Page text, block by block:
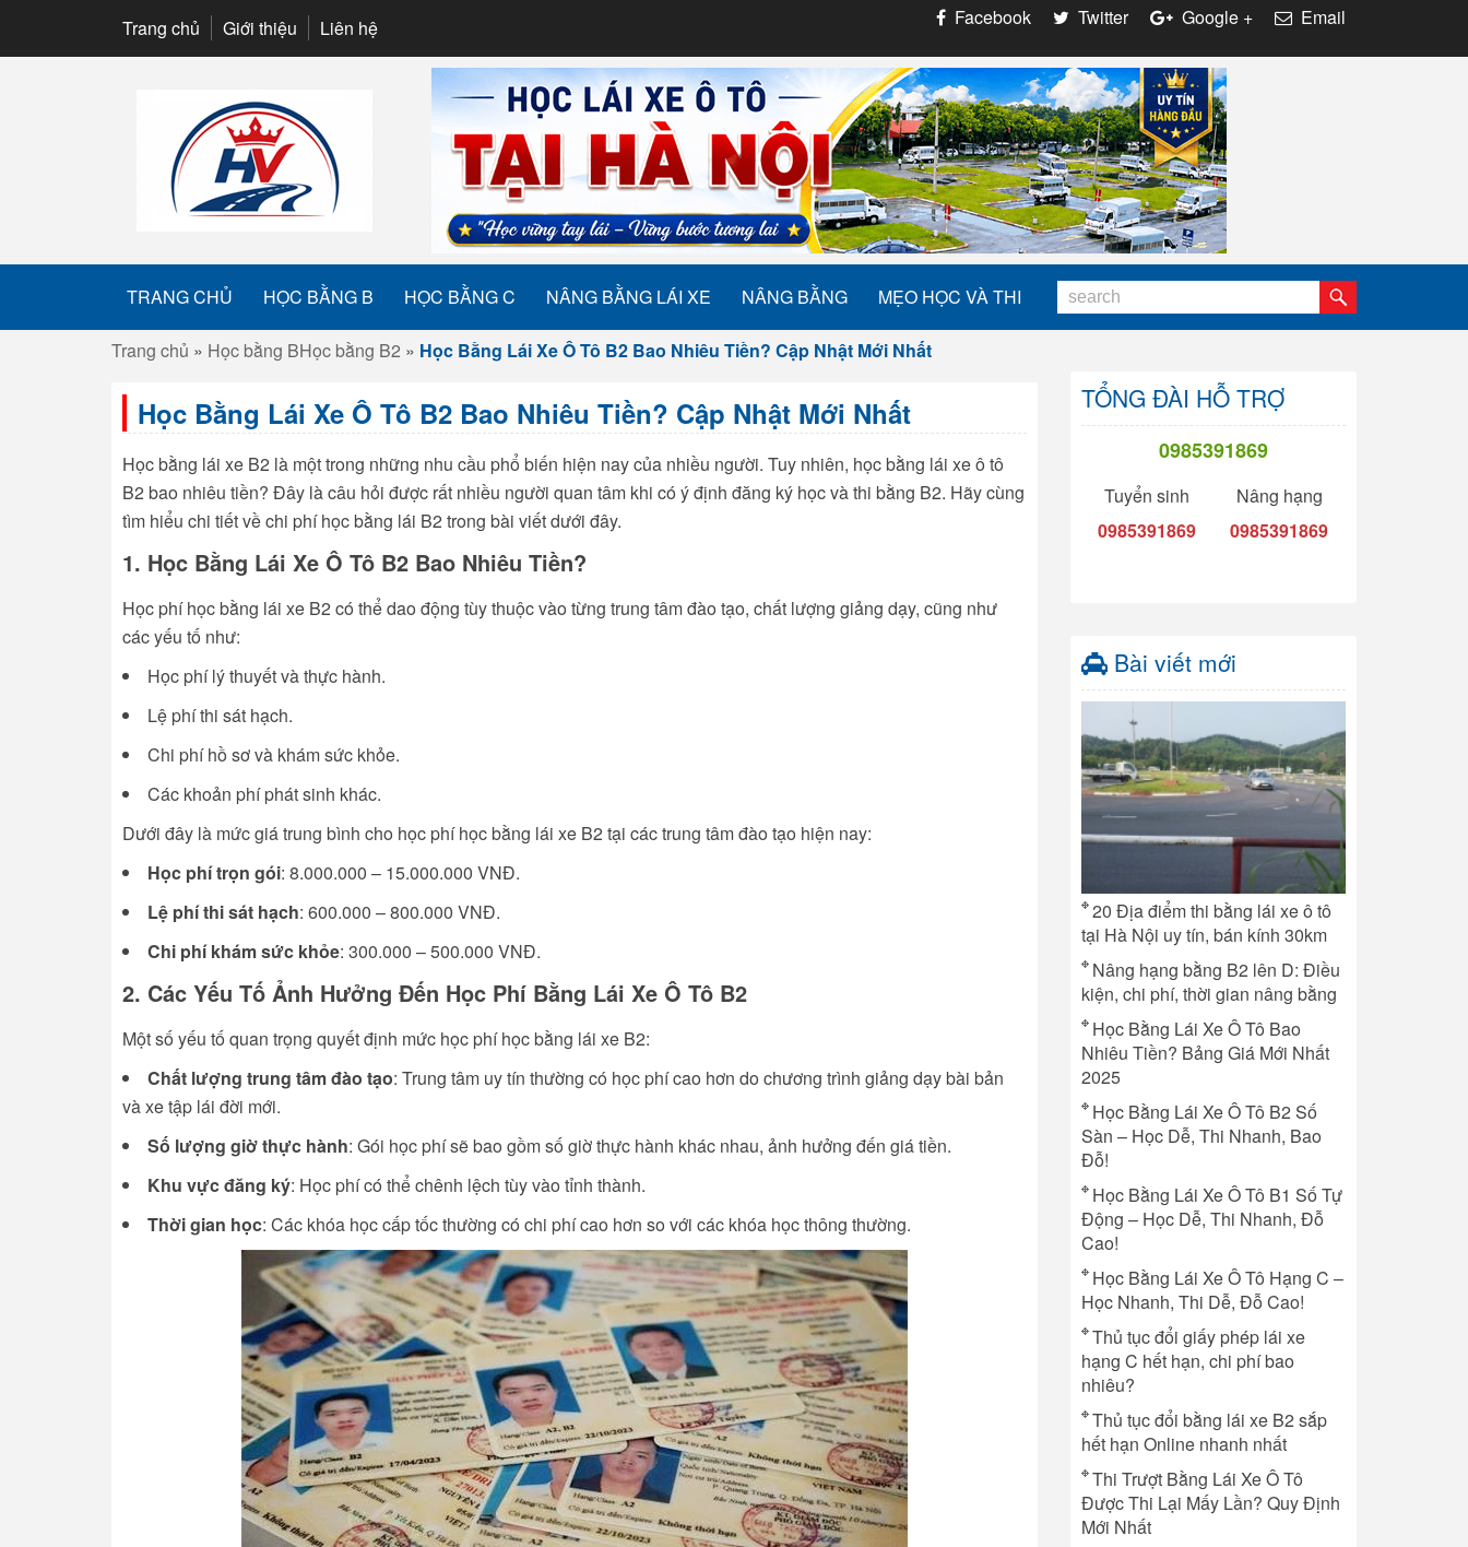
Trang chủ Giới thiệu Liên hệ Facebook Twitter Google + Email
TRANG CHỦ HỌC BẰNG B HỌC BẰNG C NÂNG BẰNG LÁI XE NÂNG BẰNG MẸO HỌC VÀ THI
Trang chủ » Học bằng BHọc bằng B2 » Học Bằng Lái Xe Ô Tô B2 Bao Nhiêu Tiền? Cập Nhật Mới Nhất
Học Bằng Lái Xe Ô Tô B2 Bao Nhiêu Tiền? Cập Nhật Mới Nhất
Học bằng lái xe B2 là một trong những nhu cầu phổ biến hiện nay của nhiều người. Tuy nhiên, học bằng lái xe ô tô
B2 bao nhiêu tiền? Đây là câu hỏi được rất nhiều người quan tâm khi có ý định đăng ký học và thi bằng B2. Hãy cùng
tìm hiểu chi tiết về chi phí học bằng lái B2 trong bài viết dưới đây.
1. Học Bằng Lái Xe Ô Tô B2 Bao Nhiêu Tiền?
Học phí học bằng lái xe B2 có thể dao động tùy thuộc vào từng trung tâm đào tạo, chất lượng giảng dạy, cũng như
các yếu tố như:
Học phí lý thuyết và thực hành.
Lệ phí thi sát hạch.
Chi phí hồ sơ và khám sức khỏe.
Các khoản phí phát sinh khác.
Dưới đây là mức giá trung bình cho học phí học bằng lái xe B2 tại các trung tâm đào tạo hiện nay:
Học phí trọn gói: 8.000.000 – 15.000.000 VNĐ.
Lệ phí thi sát hạch: 600.000 – 800.000 VNĐ.
Chi phí khám sức khỏe: 300.000 – 500.000 VNĐ.
2. Các Yếu Tố Ảnh Hưởng Đến Học Phí Bằng Lái Xe Ô Tô B2
Một số yếu tố quan trọng quyết định mức học phí học bằng lái xe B2:
Chất lượng trung tâm đào tạo: Trung tâm uy tín thường có học phí cao hơn do chương trình giảng dạy bài bản
và xe tập lái đời mới.
Số lượng giờ thực hành: Gói học phí sẽ bao gồm số giờ thực hành khác nhau, ảnh hưởng đến giá tiền.
Khu vực đăng ký: Học phí có thể chênh lệch tùy vào tỉnh thành.
Thời gian học: Các khóa học cấp tốc thường có chi phí cao hơn so với các khóa học thông thường.
TỔNG ĐÀI HỖ TRỢ
0985391869
Tuyển sinh
0985391869
Nâng hạng
0985391869
Bài viết mới
20 Địa điểm thi bằng lái xe ô tô
tại Hà Nội uy tín, bán kính 30km
Nâng hạng bằng B2 lên D: Điều
kiện, chi phí, thời gian nâng bằng
Học Bằng Lái Xe Ô Tô Bao
Nhiêu Tiền? Bảng Giá Mới Nhất
2025
Học Bằng Lái Xe Ô Tô B2 Số
Sàn – Học Dễ, Thi Nhanh, Bao
Đỗ!
Học Bằng Lái Xe Ô Tô B1 Số Tự
Động – Học Dễ, Thi Nhanh, Đỗ
Cao!
Học Bằng Lái Xe Ô Tô Hạng C –
Học Nhanh, Thi Dễ, Đỗ Cao!
Thủ tục đổi giấy phép lái xe
hạng C hết hạn, chi phí bao
nhiêu?
Thủ tục đổi bằng lái xe B2 sắp
hết hạn Online nhanh nhất
Thi Trượt Bằng Lái Xe Ô Tô
Được Thi Lại Mấy Lần? Quy Định
Mới Nhất